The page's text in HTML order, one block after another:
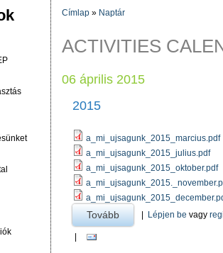
JELENLEGI HELY
Címlap » Naptár
ACTIVITIES
06 április 2015
2015
a_mi_ujsagunk_2015_marcius.pdf
a_mi_ujsagunk_2015_julius.pdf
a_mi_ujsagunk_2015_oktober.pdf
Tovább a 2015 -ra
| Lépjen be vagy
|